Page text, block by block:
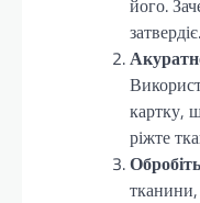
його.
затвердіє.
картку,
ріжте